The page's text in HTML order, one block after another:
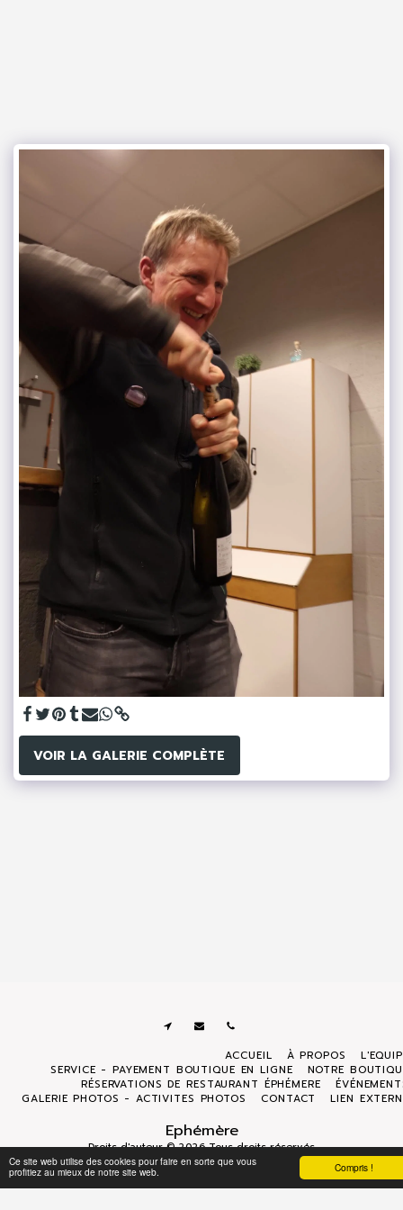
Compris !
Ce site web utilise des cookies pour faire en sorte que vous
profitiez au mieux de notre site web.
VOIR LA GALERIE COMPLÈTE
Ephémère
Droits d'auteur © 2026 Tous droits réservés
Politique de Confidentialité|Accessibilité
ACCUEIL À PROPOS
SERVICE - PAYEMENT BOUTIQUE EN LIGNE
NOTRE
RÉSERVATIONS DE RESTAURANT ÉPHÉMERE
GALERIE PHOTOS - ACTIVITES PHOTOS
CONTACT LIEN